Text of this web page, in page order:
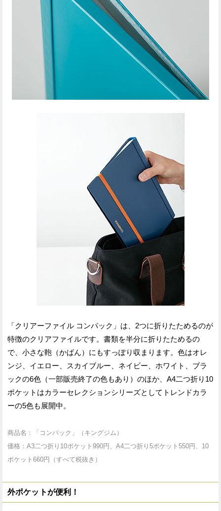
「クリアーファイル コンパック」は、2つに折りたためるのが
特徴のクリアファイルです。書類を半分に折りたためるの
で、小さな鞄（かばん）にもすっぽり収まります。色はオレ
ンジ、イエロー、スカイブルー、ネイビー、ホワイト、ブラ
ックの6色（一部販売終了の色もあり）のほか、A4二つ折り10
ポケットはカラーセレクションシリーズとしてトレンドカラ
ーの5色も展開中。
商品名：「コンパック」（キングジム）
価格：A3二つ折り10ポケット990円、A4二つ折り5ポケット550円、10
ポケット660円（すべて税抜き）
外ポケットが便利！